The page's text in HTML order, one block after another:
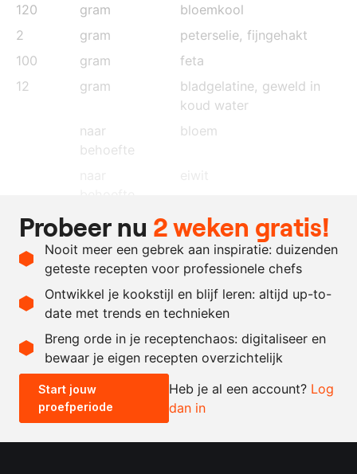
120
gram
bloemkool
2
gram peterselie, fijngehakt
100
gram
feta
12
gram bladgelatine, geweld in
koud water
naar
behoefte
bloem
naar
behoefte
panko
naar
zout en peper
Recept omrekenen
- +
0.5x 1x 2x
Probeer nu 2 weken gratis!
Nooit meer een gebrek aan inspiratie: duizenden
geteste recepten voor professionele chefs
Ontwikkel je kookstijl en blijf leren: altijd up-to-
date met trends en technieken
Breng orde in je receptenchaos: digitaliseer en
bewaar je eigen recepten overzichtelijk
Start jouw
proefperiode
Heb je al een account? Log
dan in